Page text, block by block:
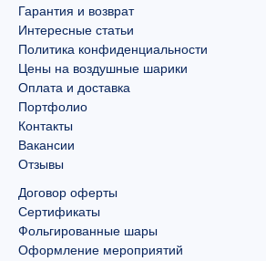
Гарантия и возврат
Интересные статьи
Политика конфиденциальности
Цены на воздушные шарики
Оплата и доставка
Портфолио
Контакты
Вакансии
Отзывы
Договор оферты
Сертификаты
Фольгированные шары
Оформление мероприятий